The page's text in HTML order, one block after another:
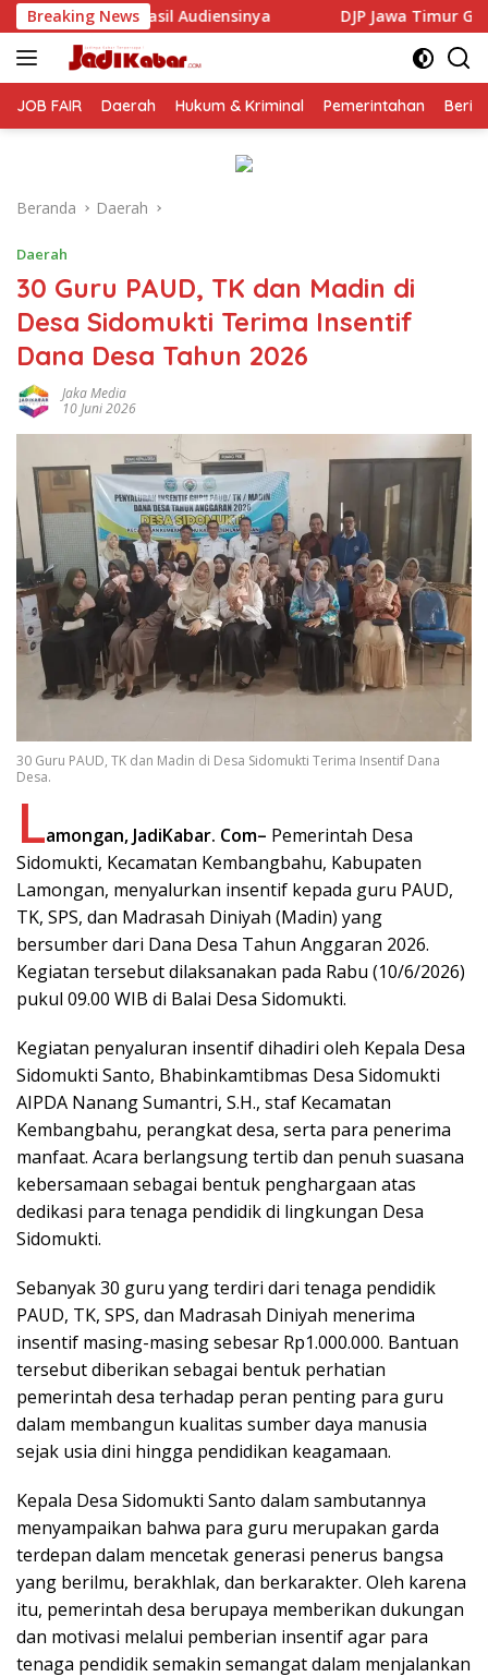
Langsung
ke
konten
Breaking NewsDJP Jawa Timur Gandeng GP Ansor
JOB FAIR Daerah Hukum & Kriminal Pemerintahan
Beranda Daerah
Daerah
30 Guru PAUD, TK dan Madin di
Desa Sidomukti Terima Insentif
Dana Desa Tahun 2026
Jaka Media
10 Juni 2026
30 Guru PAUD, TK dan Madin di Desa Sidomukti Terima Insentif Dana
Desa.
Lamongan, JadiKabar. Com– Pemerintah Desa
Sidomukti, Kecamatan Kembangbahu, Kabupaten
Lamongan, menyalurkan insentif kepada guru PAUD,
TK, SPS, dan Madrasah Diniyah (Madin) yang
bersumber dari Dana Desa Tahun Anggaran 2026.
Kegiatan tersebut dilaksanakan pada Rabu (10/6/2026)
pukul 09.00 WIB di Balai Desa Sidomukti.
Kegiatan penyaluran insentif dihadiri oleh Kepala Desa
Sidomukti Santo, Bhabinkamtibmas Desa Sidomukti
AIPDA Nanang Sumantri, S.H., staf Kecamatan
Kembangbahu, perangkat desa, serta para penerima
manfaat. Acara berlangsung tertib dan penuh suasana
kebersamaan sebagai bentuk penghargaan atas
dedikasi para tenaga pendidik di lingkungan Desa
Sidomukti.
Sebanyak 30 guru yang terdiri dari tenaga pendidik
PAUD, TK, SPS, dan Madrasah Diniyah menerima
insentif masing-masing sebesar Rp1.000.000. Bantuan
tersebut diberikan sebagai bentuk perhatian
pemerintah desa terhadap peran penting para guru
dalam membangun kualitas sumber daya manusia
sejak usia dini hingga pendidikan keagamaan.
Kepala Desa Sidomukti Santo dalam sambutannya
menyampaikan bahwa para guru merupakan garda
terdepan dalam mencetak generasi penerus bangsa
yang berilmu, berakhlak, dan berkarakter. Oleh karena
itu, pemerintah desa berupaya memberikan dukungan
dan motivasi melalui pemberian insentif agar para
tenaga pendidik semakin semangat dalam menjalankan